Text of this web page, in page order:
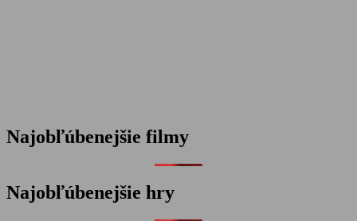
Najobľúbenejšie filmy
Najobľúbenejšie hry